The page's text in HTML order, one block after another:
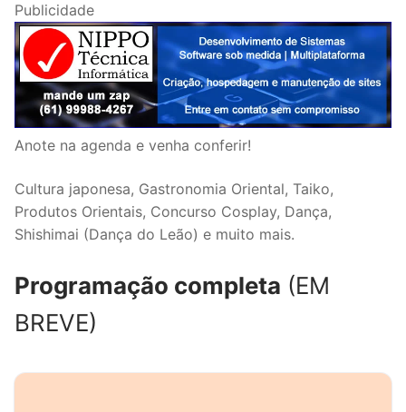
Publicidade
Anote na agenda e venha conferir!
Cultura japonesa, Gastronomia Oriental, Taiko,
Produtos Orientais, Concurso Cosplay, Dança,
Shishimai (Dança do Leão) e muito mais.
Programação completa (EM
BREVE)